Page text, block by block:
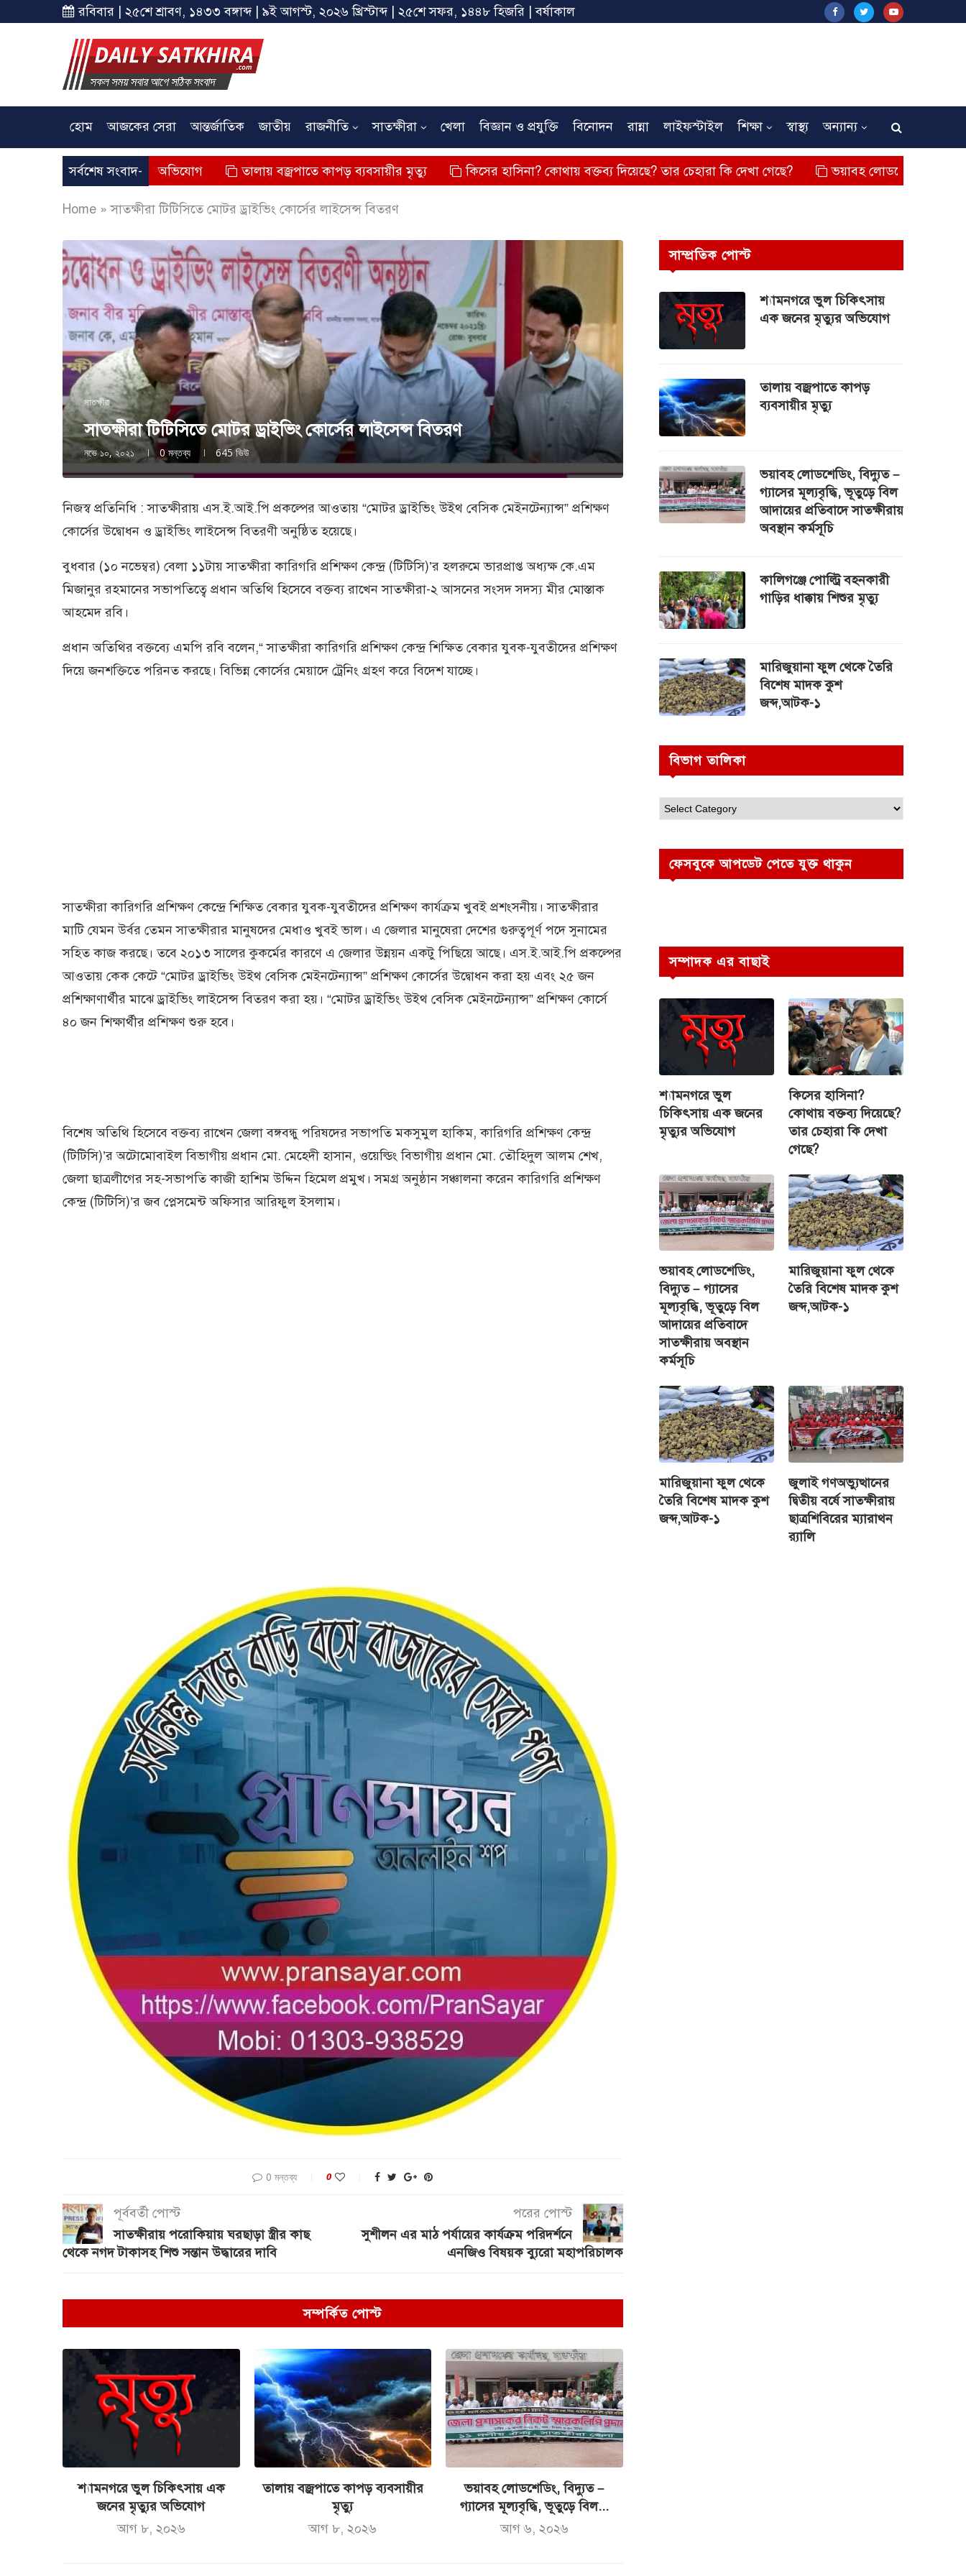
রবিবার | ২৫শে শ্রাবণ, ১৪৩৩ বঙ্গাব্দ | ৯ই আগস্ট, ২০২৬ খ্রিস্টাব্দ | ২৫শে সফর, ১৪৪৮ হিজরি | বর্ষাকাল
হোম আজকের সেরা আন্তর্জাতিক জাতীয় রাজনীতি সাতক্ষীরা খেলা বিজ্ঞান ও প্রযুক্তি বিনোদন রান্না লাইফস্টাইল শিক্ষা স্বাস্থ্য অন্যান্য
সর্বশেষ সংবাদ-
এক জনের মৃত্যুর অভিযোগ তালায় বজ্রপাতে কাপড় ব্যবসায়ীর মৃত্যু কিসের হাসিনা? কোথায় বক্তব্য দিয়েছে? তার চেহারা কি দেখা গেছে? ভয়াবহ লোডশেডিং, বিদ্যুত – গ্যাসের
Home »সাতক্ষীরা টিটিসিতে মোটর ড্রাইভিং কোর্সের লাইসেন্স বিতরণ
সাতক্ষীরা
সাতক্ষীরা টিটিসিতে মোটর ড্রাইভিং কোর্সের লাইসেন্স বিতরণ
নভে ১০, ২০২১ 0 মন্তব্য 645 ভিউ
নিজস্ব প্রতিনিধি : সাতক্ষীরায় এস.ই.আই.পি প্রকল্পের আওতায় “মোটর ড্রাইভিং উইথ বেসিক মেইনটেন্যান্স” প্রশিক্ষণ
কোর্সের উদ্বোধন ও ড্রাইভিং লাইসেন্স বিতরণী অনুষ্ঠিত হয়েছে।
বুধবার (১০ নভেম্বর) বেলা ১১টায় সাতক্ষীরা কারিগরি প্রশিক্ষণ কেন্দ্র (টিটিসি)’র হলরুমে ভারপ্রাপ্ত অধ্যক্ষ কে.এম
মিজানুর রহমানের সভাপতিত্বে প্রধান অতিথি হিসেবে বক্তব্য রাখেন সাতক্ষীরা-২ আসনের সংসদ সদস্য মীর মোস্তাক
আহমেদ রবি।
প্রধান অতিথির বক্তব্যে এমপি রবি বলেন,“ সাতক্ষীরা কারিগরি প্রশিক্ষণ কেন্দ্র শিক্ষিত বেকার যুবক-যুবতীদের প্রশিক্ষণ
দিয়ে জনশক্তিতে পরিনত করছে। বিভিন্ন কোর্সের মেয়াদে ট্রেনিং গ্রহণ করে বিদেশ যাচ্ছে।
সাতক্ষীরা কারিগরি প্রশিক্ষণ কেন্দ্রে শিক্ষিত বেকার যুবক-যুবতীদের প্রশিক্ষণ কার্যক্রম খুবই প্রশংসনীয়। সাতক্ষীরার
মাটি যেমন উর্বর তেমন সাতক্ষীরার মানুষদের মেধাও খুবই ভাল। এ জেলার মানুষেরা দেশের গুরুত্বপূর্ণ পদে সুনামের
সহিত কাজ করছে। তবে ২০১৩ সালের কুকর্মের কারণে এ জেলার উন্নয়ন একটু পিছিয়ে আছে। এস.ই.আই.পি প্রকল্পের
আওতায় কেক কেটে “মোটর ড্রাইভিং উইথ বেসিক মেইনটেন্যান্স” প্রশিক্ষণ কোর্সের উদ্বোধন করা হয় এবং ২৫ জন
প্রশিক্ষাণার্থীর মাঝে ড্রাইভিং লাইসেন্স বিতরণ করা হয়। “মোটর ড্রাইভিং উইথ বেসিক মেইনটেন্যান্স” প্রশিক্ষণ কোর্সে
৪০ জন শিক্ষার্থীর প্রশিক্ষণ শুরু হবে।
বিশেষ অতিথি হিসেবে বক্তব্য রাখেন জেলা বঙ্গবন্ধু পরিষদের সভাপতি মকসুমুল হাকিম, কারিগরি প্রশিক্ষণ কেন্দ্র
(টিটিসি)’র অটোমোবাইল বিভাগীয় প্রধান মো. মেহেদী হাসান, ওয়েল্ডিং বিভাগীয় প্রধান মো. তৌহিদুল আলম শেখ,
জেলা ছাত্রলীগের সহ-সভাপতি কাজী হাশিম উদ্দিন হিমেল প্রমুখ। সমগ্র অনুষ্ঠান সঞ্চালনা করেন কারিগরি প্রশিক্ষণ
কেন্দ্র (টিটিসি)’র জব প্লেসমেন্ট অফিসার আরিফুল ইসলাম।
0 মন্তব্য 0
পূর্ববর্তী পোস্ট
সাতক্ষীরায় পরোকিয়ায় ঘরছাড়া স্ত্রীর কাছ
থেকে নগদ টাকাসহ শিশু সন্তান উদ্ধারের দাবি
পরের পোস্ট
সুশীলন এর মাঠ পর্যায়ের কার্যক্রম পরিদর্শনে
এনজিও বিষয়ক ব্যুরো মহাপরিচালক
সম্পর্কিত পোস্ট
শ্যামনগরে ভুল চিকিৎসায় এক
জনের মৃত্যুর অভিযোগ
আগ ৮, ২০২৬
তালায় বজ্রপাতে কাপড় ব্যবসায়ীর
মৃত্যু
আগ ৮, ২০২৬
ভয়াবহ লোডশেডিং, বিদ্যুত –
গ্যাসের মূল্যবৃদ্ধি, ভূতুড়ে বিল...
আগ ৬, ২০২৬
সাম্প্রতিক পোস্ট
শ্যামনগরে ভুল চিকিৎসায়
এক জনের মৃত্যুর অভিযোগ
তালায় বজ্রপাতে কাপড়
ব্যবসায়ীর মৃত্যু
ভয়াবহ লোডশেডিং, বিদ্যুত –
গ্যাসের মূল্যবৃদ্ধি, ভূতুড়ে বিল
আদায়ের প্রতিবাদে সাতক্ষীরায়
অবস্থান কর্মসূচি
কালিগঞ্জে পোল্ট্রি বহনকারী
গাড়ির ধাক্কায় শিশুর মৃত্যু
মারিজুয়ানা ফুল থেকে তৈরি
বিশেষ মাদক কুশ
জব্দ,আটক-১
বিভাগ তালিকা
ফেসবুকে আপডেট পেতে যুক্ত থাকুন
সম্পাদক এর বাছাই
শ্যামনগরে ভুল
চিকিৎসায় এক জনের
মৃত্যুর অভিযোগ
কিসের হাসিনা?
কোথায় বক্তব্য দিয়েছে?
তার চেহারা কি দেখা
গেছে?
ভয়াবহ লোডশেডিং,
বিদ্যুত – গ্যাসের
মূল্যবৃদ্ধি, ভূতুড়ে বিল
আদায়ের প্রতিবাদে
সাতক্ষীরায় অবস্থান
কর্মসূচি
মারিজুয়ানা ফুল থেকে
তৈরি বিশেষ মাদক কুশ
জব্দ,আটক-১
মারিজুয়ানা ফুল থেকে
তৈরি বিশেষ মাদক কুশ
জব্দ,আটক-১
জুলাই গণঅভ্যুত্থানের
দ্বিতীয় বর্ষে সাতক্ষীরায়
ছাত্রশিবিরের ম্যারাথন
র‌্যালি